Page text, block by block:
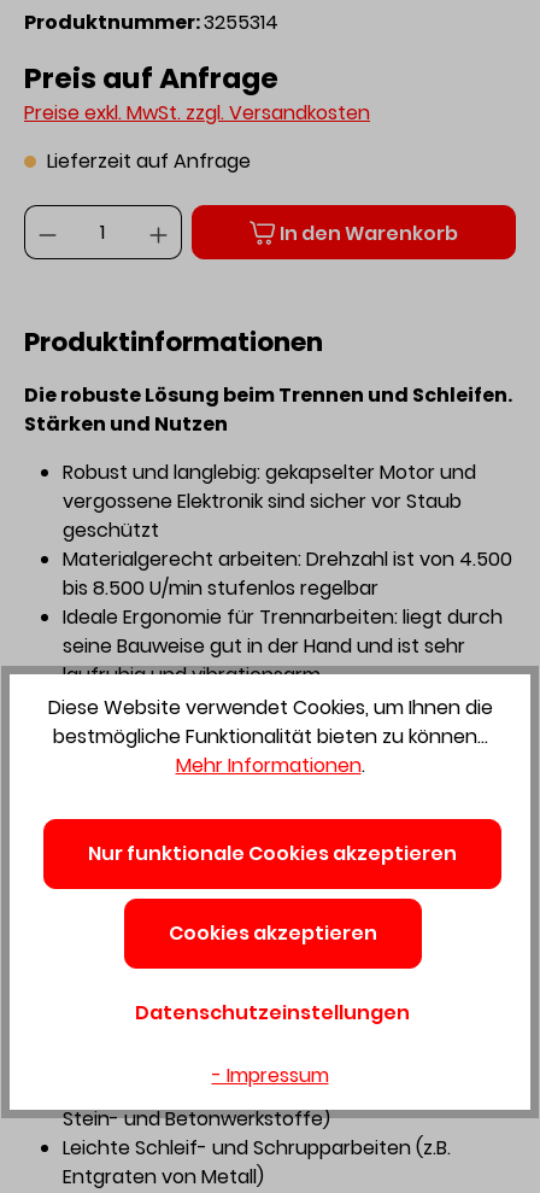
Produktnummer:3255314
Preis auf Anfrage
Preise exkl. MwSt. zzgl. Versandkosten
Lieferzeit auf Anfrage
Anzahl
In den Warenkorb
Produktinformationen
Die robuste Lösung beim Trennen und Schleifen.
Stärken und Nutzen
Robust und langlebig: gekapselter Motor und
vergossene Elektronik sind sicher vor Staub
geschützt
Materialgerecht arbeiten: Drehzahl ist von 4.500
bis 8.500 U/min stufenlos regelbar
Ideale Ergonomie für Trennarbeiten: liegt durch
seine Bauweise gut in der Hand und ist sehr
laufruhig und vibrationsarm
Schnell zum Ergebnis: dank des leistungsstarken,
bürstenlosen und somit wartungsfreien EC-TEC
sorgen Sanftanlauf, elektronischer
Überlastschutz, Motorbremse und
Besser im System: kompatibel mit Akkupacks der
Baureihe BP 18
Sicher investiert: rundum abgesichert durch den
Trennen von härtesten Materialien (Metall,
Stein- und Betonwerkstoffe)
Leichte Schleif- und Schrupparbeiten (z.B.
Entgraten von Metall)
Diese Website verwendet Cookies, um Ihnen die
bestmögliche Funktionalität bieten zu können...
Mehr Informationen.
Nur funktionale Cookies akzeptieren
Cookies akzeptieren
Datenschutzeinstellungen
- Impressum